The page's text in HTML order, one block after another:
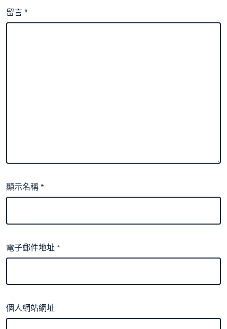
留言*
顯示名稱*
電子郵件地址*
個人網站網址